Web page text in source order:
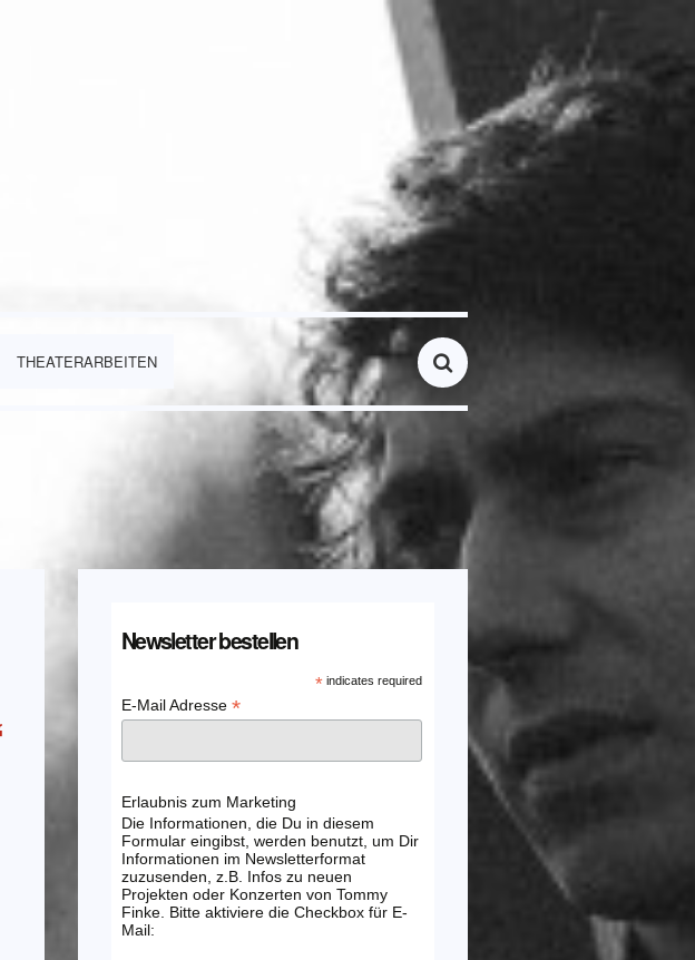
THEATERARBEITEN
Newsletter bestellen
*indicates required
E-Mail Adresse *
Erlaubnis zum Marketing
Die Informationen, die Du in diesem
Formular eingibst, werden benutzt, um Dir
Informationen im Newsletterformat
zuzusenden, z.B. Infos zu neuen
Projekten oder Konzerten von Tommy
Finke. Bitte aktiviere die Checkbox für E-
Mail: